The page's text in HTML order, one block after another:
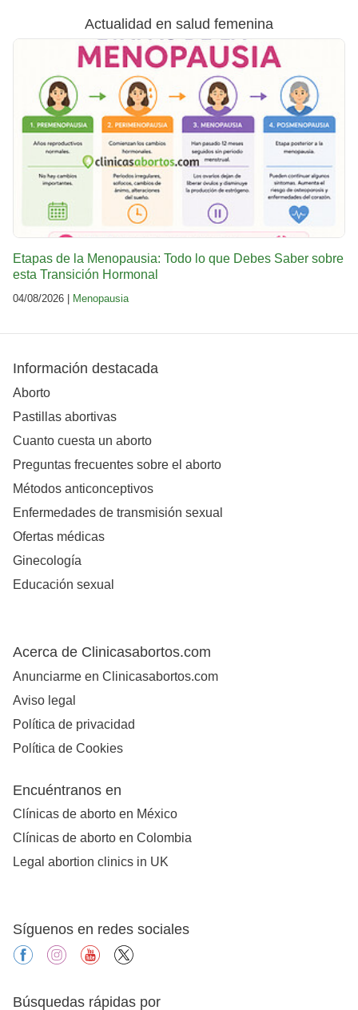
Actualidad en salud femenina
Etapas de la Menopausia: Todo lo que Debes Saber sobre
esta Transición Hormonal
04/08/2026 | Menopausia
Información destacada
Aborto
Pastillas abortivas
Cuanto cuesta un aborto
Preguntas frecuentes sobre el aborto
Métodos anticonceptivos
Enfermedades de transmisión sexual
Ofertas médicas
Ginecología
Educación sexual
Acerca de Clinicasabortos.com
Anunciarme en Clinicasabortos.com
Aviso legal
Política de privacidad
Política de Cookies
Encuéntranos en
Clínicas de aborto en México
Clínicas de aborto en Colombia
Legal abortion clinics in UK
Síguenos en redes sociales
facebookinstagramyoutube
Búsquedas rápidas por